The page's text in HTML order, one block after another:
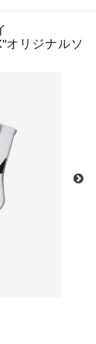
オリジナルソ